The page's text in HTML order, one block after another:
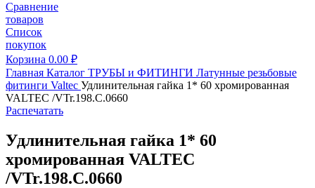
Сравнение
товаров
Список
покупок
Корзина 0.00 ₽
Главная Каталог ТРУБЫ и ФИТИНГИ Латунные резьбовые
фитинги Valtec Удлинительная гайка 1* 60 хромированная
VALTEC /VTr.198.C.0660
Распечатать
Удлинительная гайка 1* 60
хромированная VALTEC
/VTr.198.C.0660